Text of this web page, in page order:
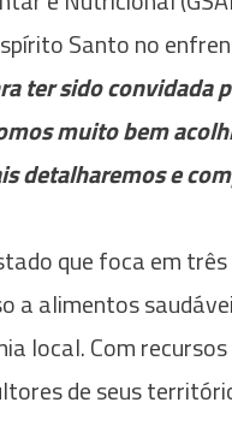
Santo no
ter sido convidada
muito bem
detalharemos e
que foca em
alimentos
local. Com
de seus